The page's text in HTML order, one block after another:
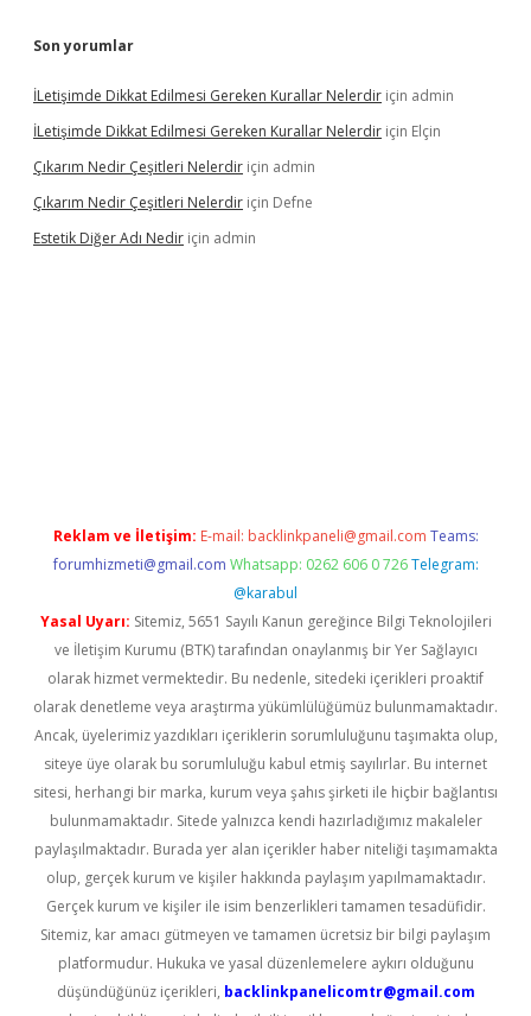
Son yorumlar
İLetişimde Dikkat Edilmesi Gereken Kurallar Nelerdir için admin
İLetişimde Dikkat Edilmesi Gereken Kurallar Nelerdir için Elçin
Çıkarım Nedir Çeşitleri Nelerdir için admin
Çıkarım Nedir Çeşitleri Nelerdir için Defne
Estetik Diğer Adı Nedir için admin
Reklam ve İletişim: E-mail: backlinkpaneli@gmail.com Teams:
forumhizmeti@gmail.com Whatsapp: 0262 606 0 726 Telegram:
@karabul
Yasal Uyarı: Sitemiz, 5651 Sayılı Kanun gereğince Bilgi Teknolojileri
ve İletişim Kurumu (BTK) tarafından onaylanmış bir Yer Sağlayıcı
olarak hizmet vermektedir. Bu nedenle, sitedeki içerikleri proaktif
olarak denetleme veya araştırma yükümlülüğümüz bulunmamaktadır.
Ancak, üyelerimiz yazdıkları içeriklerin sorumluluğunu taşımakta olup,
siteye üye olarak bu sorumluluğu kabul etmiş sayılırlar. Bu internet
sitesi, herhangi bir marka, kurum veya şahıs şirketi ile hiçbir bağlantısı
bulunmamaktadır. Sitede yalnızca kendi hazırladığımız makaleler
paylaşılmaktadır. Burada yer alan içerikler haber niteliği taşımamakta
olup, gerçek kurum ve kişiler hakkında paylaşım yapılmamaktadır.
Gerçek kurum ve kişiler ile isim benzerlikleri tamamen tesadüfidir.
Sitemiz, kar amacı gütmeyen ve tamamen ücretsiz bir bilgi paylaşım
platformudur. Hukuka ve yasal düzenlemelere aykırı olduğunu
düşündüğünüz içerikleri, backlinkpanelicomtr@gmail.com